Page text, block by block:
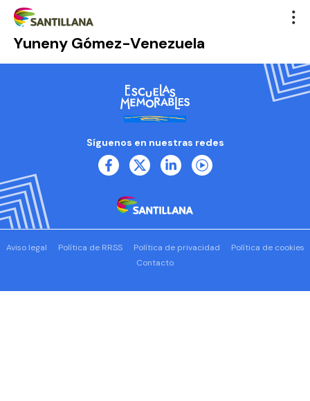
Yuneny Gómez-Venezuela
Síguenos en nuestras redes
Aviso legal Política de RRSS Política de privacidad
Política de cookies
Contacto